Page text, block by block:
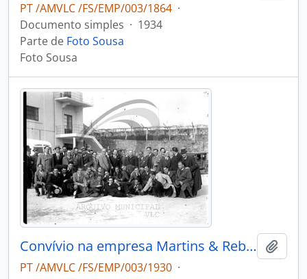
PT /AMVLC /FS/EMP/003/1864 ·
Documento simples · 1934
Parte de Foto Sousa
Foto Sousa
Convívio na empresa Martins & Rebello
PT /AMVLC /FS/EMP/003/1930 ·